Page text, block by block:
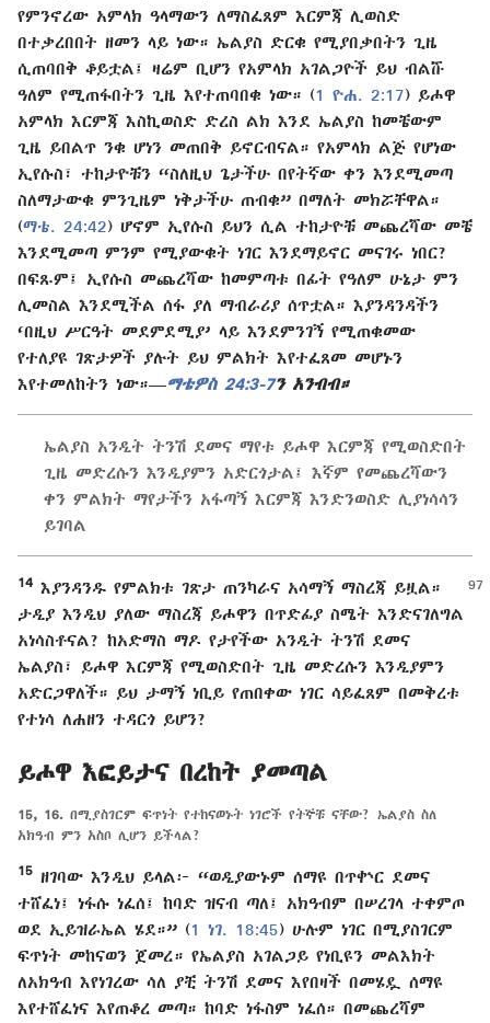
የምንኖረው አምላክ ዓላማውን ለማስፈጸም እርምጃ ሊወስድ
በተቃረበበት ዘመን ላይ ነው። ኤልያስ ድርቁ የሚያበቃበትን ጊዜ
ሲጠባበቅ ቆይቷል፤ ዛሬም ቢሆን የአምላክ አገልጋዮች ይህ ብልሹ
ዓለም የሚጠፋበትን ጊዜ እየተጠባበቁ ነው። (1 ዮሐ. 2:17) ይሖዋ
አምላክ እርምጃ እስኪወስድ ድረስ ልክ እንደ ኤልያስ ከመቼውም
ጊዜ ይበልጥ ንቁ ሆነን መጠበቅ ይኖርብናል። የአምላክ ልጅ የሆነው
ኢየሱስ፣ ተከታዮቹን “ስለዚህ ጌታችሁ በየትኛው ቀን እንደሚመጣ
ስለማታውቁ ምንጊዜም ነቅታችሁ ጠብቁ” በማለት መክሯቸዋል።
(ማቴ. 24:42) ሆኖም ኢየሱስ ይህን ሲል ተከታዮቹ መጨረሻው መቼ
እንደሚመጣ ምንም የሚያውቁት ነገር እንደማይኖር መናገሩ ነበር?
በፍጹም፤ ኢየሱስ መጨረሻው ከመምጣቱ በፊት የዓለም ሁኔታ ምን
ሊመስል እንደሚችል ሰፋ ያለ ማብራሪያ ሰጥቷል። እያንዳንዳችን
‘በዚህ ሥርዓት መደምደሚያ’ ላይ እንደምንገኝ የሚጠቁመው
የተለያዩ ገጽታዎች ያሉት ይህ ምልክት እየተፈጸመ መሆኑን
እየተመለከትን ነው።—ማቴዎስ 24:3-7ን አንብብ።
ኤልያስ አንዲት ትንሽ ደመና ማየቱ ይሖዋ እርምጃ የሚወስድበት
ጊዜ መድረሱን እንዲያምን አድርጎታል፤ እኛም የመጨረሻውን
ቀን ምልክት ማየታችን አፋጣኝ እርምጃ እንድንወስድ ሊያነሳሳን
ይገባል
14 እያንዳንዱ የምልክቱ ገጽታ ጠንካራና አሳማኝ ማስረጃ ይዟል።
ታዲያ እንዲህ ያለው ማስረጃ ይሖዋን በጥድፊያ ስሜት እንድናገለግል
አነሳስቶናል? ከአድማስ ማዶ የታየችው አንዲት ትንሽ ደመና
ኤልያስ፣ ይሖዋ እርምጃ የሚወስድበት ጊዜ መድረሱን እንዲያምን
አድርጋዋለች። ይህ ታማኝ ነቢይ የጠበቀው ነገር ሳይፈጸም በመቅረቱ
የተነሳ ለሐዘን ተዳርጎ ይሆን?
ይሖዋ እፎይታና በረከት ያመጣል
15, 16. በሚያስገርም ፍጥነት የተከናወኑት ነገሮች የትኞቹ ናቸው? ኤልያስ ስለ
አክዓብ ምን አስቦ ሊሆን ይችላል?
15
ዘገባው እንዲህ ይላል፦ “ወዲያውኑም ሰማዩ በጥቍር ደመና
ተሸፈነ፤ ነፋሱ ነፈሰ፤ ከባድ ዝናብ ጣለ፤ አክዓብም በሠረገላ ተቀምጦ
ወደ ኢይዝራኤል ሄደ።” (1 ነገ. 18:45) ሁሉም ነገር በሚያስገርም
ፍጥነት መከናወን ጀመረ። የኤልያስ አገልጋይ የነቢዩን መልእክት
ለአክዓብ እየነገረው ሳለ ያቺ ትንሽ ደመና እየበዛች በመሄዷ ሰማዩ
እየተሸፈነና እየጠቆረ መጣ። ከባድ ነፋስም ነፈሰ። በመጨረሻም